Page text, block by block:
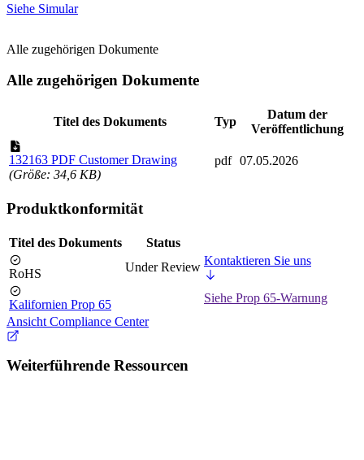
Siehe Simular
Alle zugehörigen Dokumente
Alle zugehörigen Dokumente
Titel des Dokuments Typ
Datum der
Veröffentlichung
132163 PDF Customer Drawing
(Größe: 34,6 KB)
pdf 07.05.2026
Produktkonformität
Titel des Dokuments Status
RoHS Under Review Kontaktieren Sie uns
Kalifornien Prop 65
Siehe Prop 65-Warnung
Ansicht Compliance Center
Weiterführende Ressourcen